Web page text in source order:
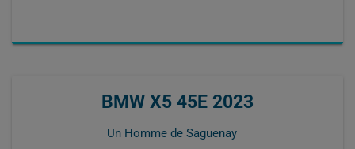
BMW X5 45E 2023
Un Homme de Saguenay